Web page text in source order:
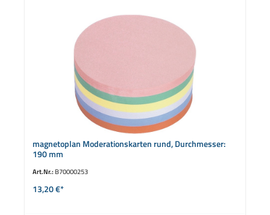
magnetoplan Moderationskarten rund, Durchmesser:
190 mm
Art.Nr.: B70000253
13,20 €*